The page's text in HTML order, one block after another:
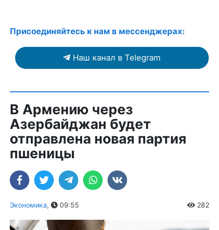
Присоединяйтесь к нам в мессенджерах:
Наш канал в Telegram
В Армению через
Азербайджан будет
отправлена новая партия
пшеницы
Экономика, 09:55 282